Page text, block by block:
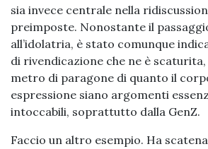
sia invece centrale nella
preimposte. Nonostante il
all’idolatria, è stato comunque
di rivendicazione che ne è
metro di paragone di quanto il
espressione siano argomenti
intoccabili, soprattutto dalla GenZ.
Faccio un altro esempio. Ha